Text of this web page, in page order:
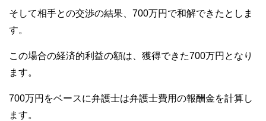
そして相手との交渉の結果、700万円で和解できたとしま
す。
この場合の経済的利益の額は、獲得できた700万円となり
ます。
700万円をベースに弁護士は弁護士費用の報酬金を計算し
ます。